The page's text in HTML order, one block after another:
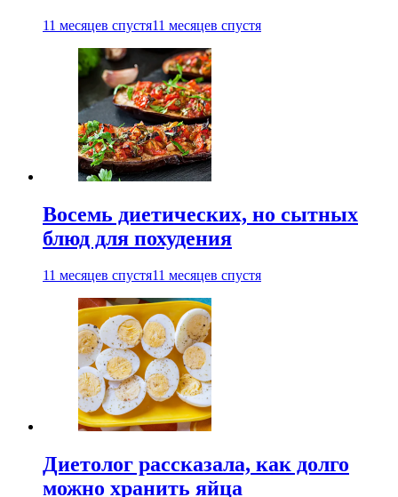
11 месяцев спустя11 месяцев спустя
Восемь диетических, но сытных
блюд для похудения
11 месяцев спустя11 месяцев спустя
Диетолог рассказала, как долго
можно хранить яйца